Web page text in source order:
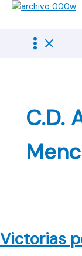
C.D.
Victorias